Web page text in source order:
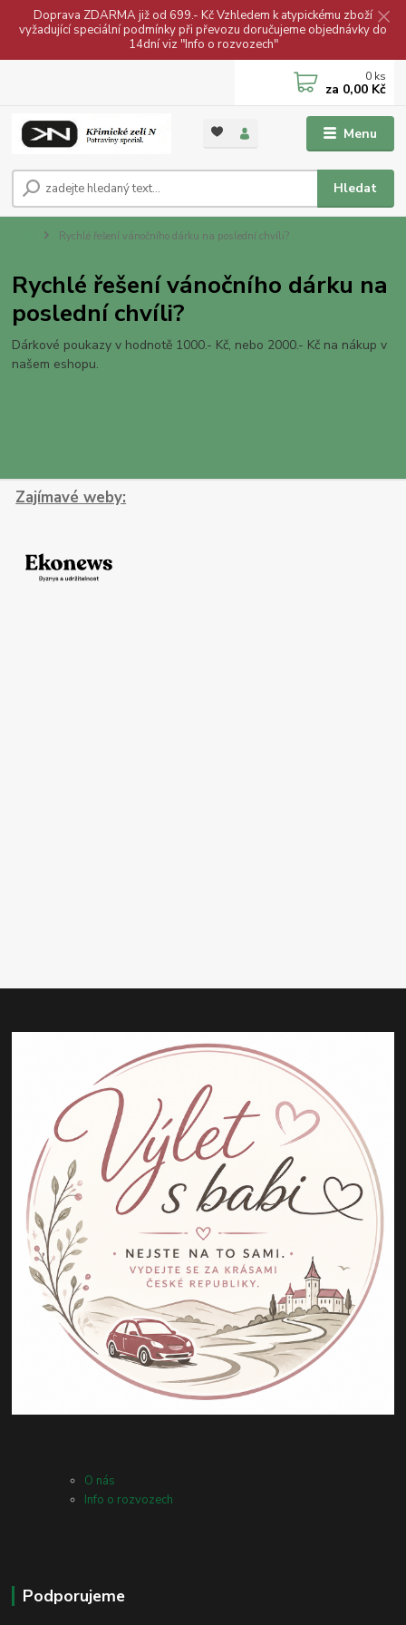
Doprava ZDARMA již od 699.- Kč Vzhledem k atypickému zboží
vyžadující speciální podmínky při převozu doručujeme objednávky do
14dní viz "Info o rozvozech"
Menu
Hledat
0 ks
za 0,00 Kč
Rychlé řešení vánočního dárku na poslední chvíli?
Rychlé řešení vánočního dárku na
poslední chvíli?
Dárkové poukazy v hodnotě 1000.- Kč, nebo 2000.- Kč na nákup v
našem eshopu.
Zajímavé weby:
O nás
Info o rozvozech
Podporujeme